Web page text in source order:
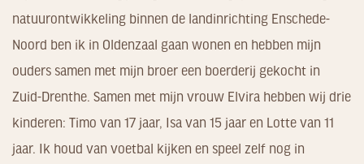
natuurontwikkeling binnen de landinrichting Enschede-
Noord ben ik in Oldenzaal gaan wonen en hebben mijn
ouders samen met mijn broer een boerderij gekocht in
Zuid-Drenthe. Samen met mijn vrouw Elvira hebben wij drie
kinderen: Timo van 17 jaar, Isa van 15 jaar en Lotte van 11
jaar. Ik houd van voetbal kijken en speel zelf nog in